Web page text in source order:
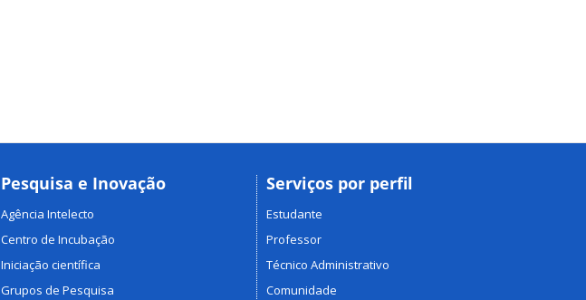
Pesquisa e Inovação
Agência Intelecto
Centro de Incubação
Iniciação científica
Grupos de Pesquisa
Serviços por perfil
Estudante
Professor
Técnico Administrativo
Comunidade